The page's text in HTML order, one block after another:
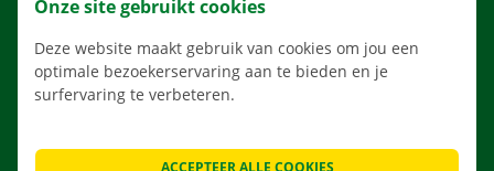
APP
VERHUISOPLOSSINGEN
CONTACTEER ONS
Onze site gebruikt cookies
Deze website maakt gebruik van cookies om jou een
optimale bezoekerservaring aan te bieden en je
surfervaring te verbeteren.
ACCEPTEER ALLE COOKIES